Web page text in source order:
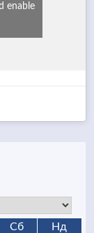
enable
Сб Нд